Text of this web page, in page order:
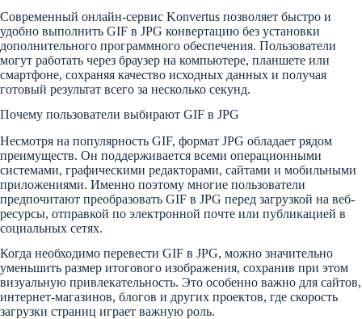
Современный онлайн-сервис Konvertus позволяет быстро и
удобно выполнить GIF в JPG конвертацию без установки
дополнительного программного обеспечения. Пользователи
могут работать через браузер на компьютере, планшете или
смартфоне, сохраняя качество исходных данных и получая
готовый результат всего за несколько секунд.
Почему пользователи выбирают GIF в JPG
Несмотря на популярность GIF, формат JPG обладает рядом
преимуществ. Он поддерживается всеми операционными
системами, графическими редакторами, сайтами и мобильными
приложениями. Именно поэтому многие пользователи
предпочитают преобразовать GIF в JPG перед загрузкой на веб-
ресурсы, отправкой по электронной почте или публикацией в
социальных сетях.
Когда необходимо перевести GIF в JPG, можно значительно
уменьшить размер итогового изображения, сохранив при этом
визуальную привлекательность. Это особенно важно для сайтов,
интернет-магазинов, блогов и других проектов, где скорость
загрузки страниц играет важную роль.